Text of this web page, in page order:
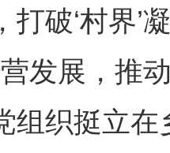
破‘村界’
营发展，推
组织挺立在